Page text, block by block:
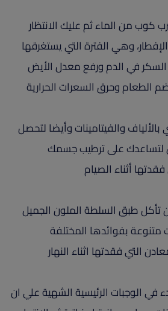
كوب من الماء ثم عليك الانتظار
وهي الفترة التي يستغرقها
في الدم ورفع معدل الأيض
الطعام وحرق السعرات الحرارية
والفيتامينات وأيضا لتحصل
لتساعدك على ترطيب جسمك
أثناء الصيام
تأكل طبق السلطة الملون الجميل
متنوعة بفوائدها المختلفة
التي فقدتها اثناء النهار
في الوجبات الرئيسية الشهية علي ان